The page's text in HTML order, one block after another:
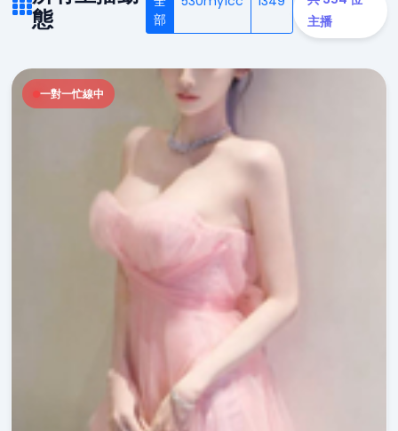
態
部
主播
一對一忙線中